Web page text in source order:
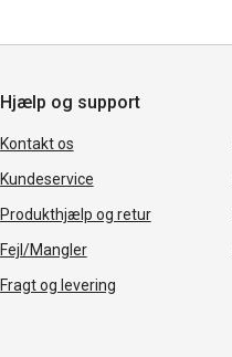
Hjælp og support
Kontakt os
Kundeservice
Produkthjælp og retur
Fejl/Mangler
Fragt og levering